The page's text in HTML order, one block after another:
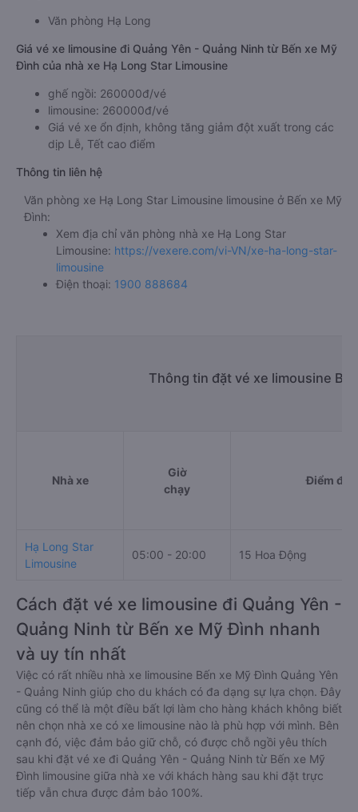
Văn phòng Hạ Long
Giá vé xe limousine đi Quảng Yên - Quảng Ninh từ Bến xe Mỹ
Đình của nhà xe Hạ Long Star Limousine
ghế ngồi: 260000đ/vé
limousine: 260000đ/vé
Giá vé xe ổn định, không tăng giảm đột xuất trong các
dịp Lễ, Tết cao điểm
Thông tin liên hệ
Văn phòng xe Hạ Long Star Limousine limousine ở Bến xe Mỹ
Đình:
Xem địa chỉ văn phòng nhà xe Hạ Long Star
Limousine: https://vexere.com/vi-VN/xe-ha-long-star-
limousine
Điện thoại: 1900 888684
Thông tin đặt vé xe limousine
Nhà xe
Giờ
chạy
Điểm đi
Hạ Long Star
Limousine
05:00 - 20:00 15 Hoa Động
Cách đặt vé xe limousine đi Quảng Yên -
Quảng Ninh từ Bến xe Mỹ Đình nhanh
và uy tín nhất
Việc có rất nhiều nhà xe limousine Bến xe Mỹ Đình Quảng Yên
- Quảng Ninh giúp cho du khách có đa dạng sự lựa chọn. Đây
cũng có thể là một điều bất lợi làm cho hàng khách không biết
nên chọn nhà xe có xe limousine nào là phù hợp với mình. Bên
cạnh đó, việc đảm bảo giữ chỗ, có được chỗ ngồi yêu thích
sau khi đặt vé xe đi Quảng Yên - Quảng Ninh từ Bến xe Mỹ
Đình limousine giữa nhà xe với khách hàng sau khi đặt trực
tiếp vẫn chưa được đảm bảo 100%.